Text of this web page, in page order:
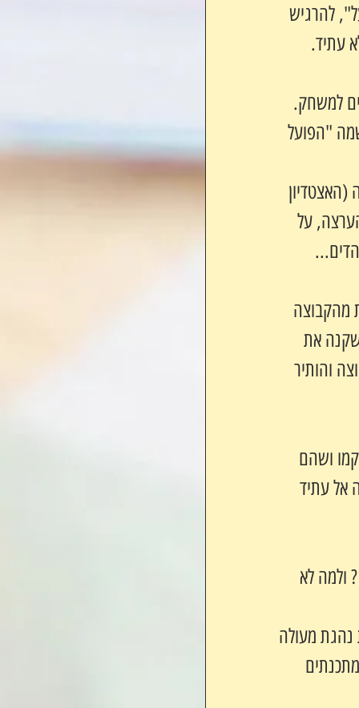
להרגיש
עתיד.
למשחק.
"הפועל
הכדורגל, על ימי הבטון ושער 4 באורווה (האצטדיון
על
מהקבוצה
את
והותיר
ושהם
אל עתיד
אז מה עושים עם 730 אנשים להם מכנה משותף אחד? ומה עושים עם 1000? ולמה לא
נהגת מעולה